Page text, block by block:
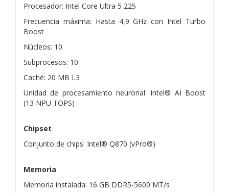
Procesador: Intel Core Ultra 5 225
Frecuencia máxima: Hasta 4,9 GHz con Intel Turbo
Boost
Núcleos: 10
Subprocesos: 10
Caché: 20 MB L3
Unidad de procesamiento neuronal: Intel® AI Boost
(13 NPU TOPS)
Chipset
Conjunto de chips: Intel® Q870 (vPro®)
Memoria
Memoria instalada: 16 GB DDR5-5600 MT/s